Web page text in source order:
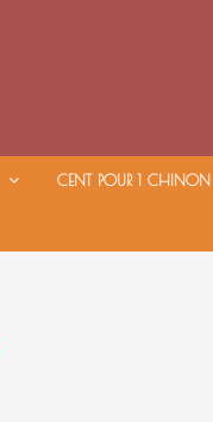
CENT POUR 1 CHINON